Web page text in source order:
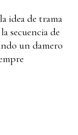
idea de trama
secuencia de
un damero